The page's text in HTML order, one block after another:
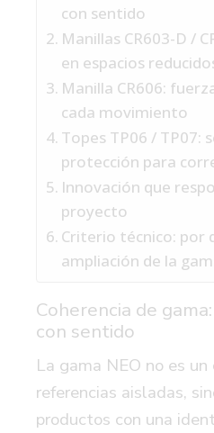
con sentido
Manillas CR603-D /
en espacios
Manilla CR606:
cada movimiento
Topes TP06 / TP07:
protección para
Innovación que
proyecto
Criterio técnico: por
ampliación de la
Coherencia de
con sentido
La gama NEO no es
referencias aisladas,
productos con una